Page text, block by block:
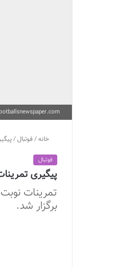
خانه/ فوتبال/
فوتبال
پیگیری
تمرینات
برگزار شد.